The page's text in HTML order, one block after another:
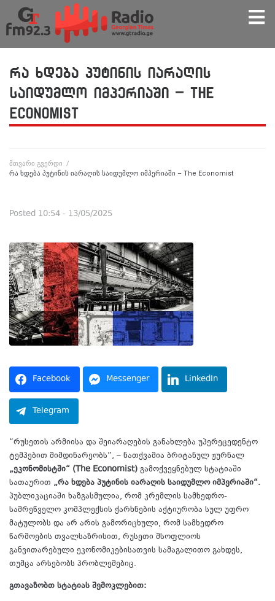
რა ხდება პუტინის იარაღის
საიდუმლო იმპერიაში – The
Economist
მთვარი გვერდი /
რა ხდება პუტინის იარაღის საიდუმლო იმპერიაში – The Economist
Posted 10:54 - 13/05/2025
Facebook Messenger LinkedIn
Telegram
“რუსეთის არმიისა და შეიარაღების განახლება უპერეცედენტო
ტემპებით მიმდინარეობს”, – ნათქვამია ბრიტანულ ჟურნალ
„ეკონომისტში“ (The Economist) გამოქვეყნებულ სტატიაში
სათაურით „რა ხდება პუტინის იარაღის საიდუმლო იმპერიაში“.
პუბლიკაციაში ხაზგასმულია, რომ კრემლის სამხედრო-
სამრეწველო კომპლექსის ქარხნების აქტიურობა სულ უფრო
მატულობს და არ არის გამორიცხული, რომ სამხედრო
წარმოების თვალსაზრისით, რუსეთი მსოფლიოს
განვითარებული ეკონომიკებისათვის სამაგალითო გახდეს,
თუმცა არსებობს პრობლემებიც.
გთავაზობთ სტატიას შემოკლებით: